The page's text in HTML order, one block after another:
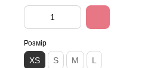
Розмір
XS S M L